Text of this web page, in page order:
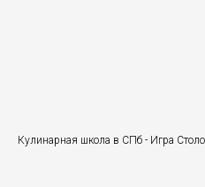
Кулинарная школа в СПб - Игра